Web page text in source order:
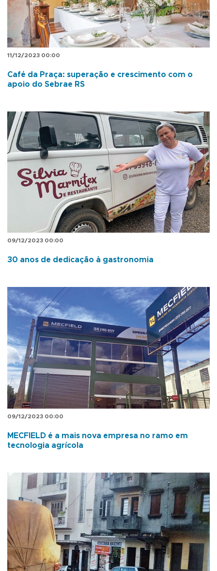
11/12/2023 00:00
Café da Praça: superação e crescimento com o
apoio do Sebrae RS
09/12/2023 00:00
30 anos de dedicação à gastronomia
09/12/2023 00:00
MECFIELD é a mais nova empresa no ramo em
tecnologia agrícola